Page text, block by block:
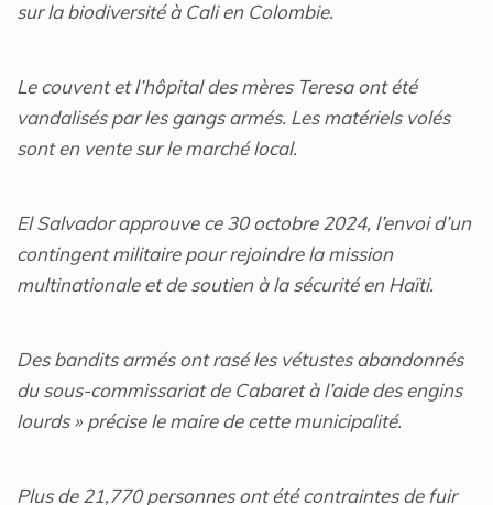
sur la biodiversité à Cali en Colombie.
Le couvent et l’hôpital des mères Teresa ont été
vandalisés par les gangs armés. Les matériels volés
sont en vente sur le marché local.
El Salvador approuve ce 30 octobre 2024, l’envoi d’un
contingent militaire pour rejoindre la mission
multinationale et de soutien à la sécurité en Haïti.
Des bandits armés ont rasé les vétustes abandonnés
du sous-commissariat de Cabaret à l’aide des engins
lourds » précise le maire de cette municipalité.
Plus de 21,770 personnes ont été contraintes de fuir